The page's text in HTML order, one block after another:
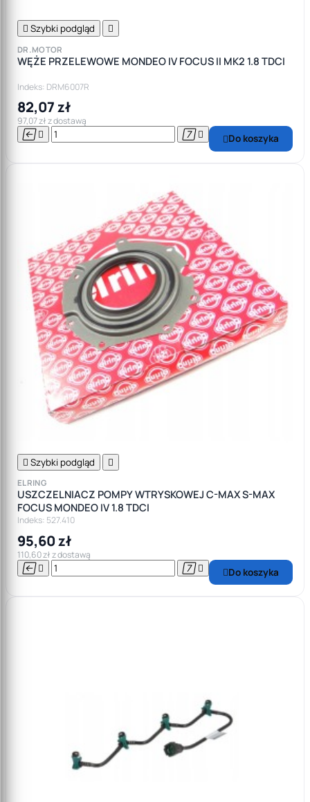
 Szybki podgląd 
DR.MOTOR
WĘŻE PRZELEWOWE MONDEO IV FOCUS II MK2 1.8 TDCI
Indeks: DRM6007R
82,07 zł
97,07 zł z dostawą
    Do koszyka
 Szybki podgląd 
ELRING
USZCZELNIACZ POMPY WTRYSKOWEJ C-MAX S-MAX
FOCUS MONDEO IV 1.8 TDCI
Indeks: 527.410
95,60 zł
110,60 zł z dostawą
    Do koszyka